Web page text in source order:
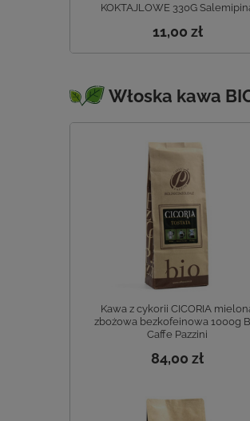
KOKTAJLOWE 330G
11,00 zł
Włoska kawa
Kawa z cykorii CICORIA
zbożowa bezkofeinowa 1000g
Caffe Pazzini
84,00 zł